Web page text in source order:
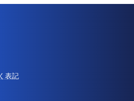
表記